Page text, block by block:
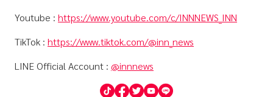
Youtube : https://www.youtube.com/c/INNNEWS_INN
TikTok : https://www.tiktok.com/@inn_news
LINE Official Account : @innnews